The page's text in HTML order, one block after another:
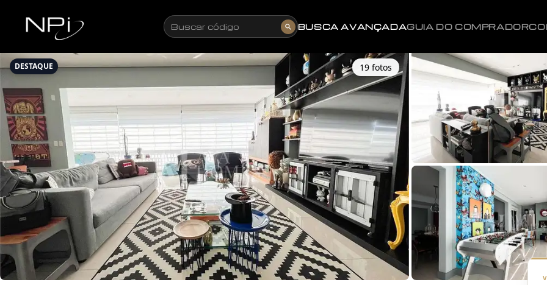
Buscar código BUSCA AVANÇADAGUIA DO COMPRADOR
DESTAQUE 19 fotos